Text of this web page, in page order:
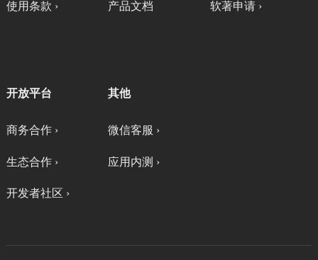
使用条款 › 产品文档 软著申请 ›
开放平台
商务合作 ›
生态合作 ›
开发者社区 ›
其他
微信客服 ›
应用内测 ›